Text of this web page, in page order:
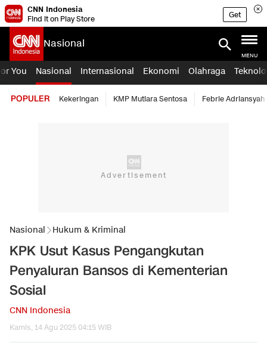
CNN Indonesia
Find it on Play Store
Get
Nasional
MENU
You Nasional Internasional Ekonomi Olahraga
POPULER Kekeringan KMP Mutiara Sentosa Febrie Adriansyah
Nasional Hukum & Kriminal
KPK Usut Kasus Pengangkutan
Penyaluran Bansos di Kementerian
Sosial
CNN Indonesia
Kamis, 14 Agu 2025 04:15 WIB